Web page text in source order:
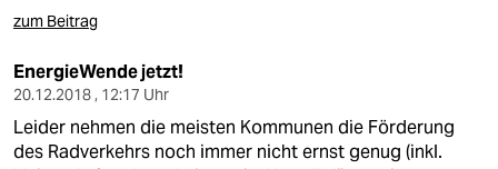
zum Beitrag
EnergieWende jetzt!
20.12.2018 , 12:17 Uhr
Leider nehmen die meisten Kommunen die Förderung
des Radverkehrs noch immer nicht ernst genug (inkl.